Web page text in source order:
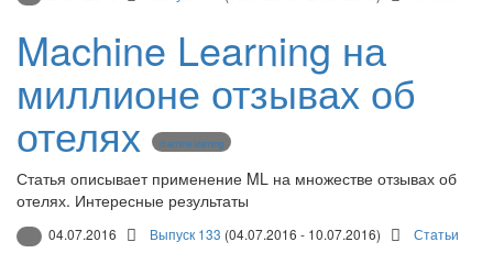
Machine Learning на
миллионе отзывах об
отелях machine learning
Статья описывает применение ML на множестве отзывах об
отелях. Интересные результаты
04.07.2016 Выпуск 133 (04.07.2016 - 10.07.2016) Статьи